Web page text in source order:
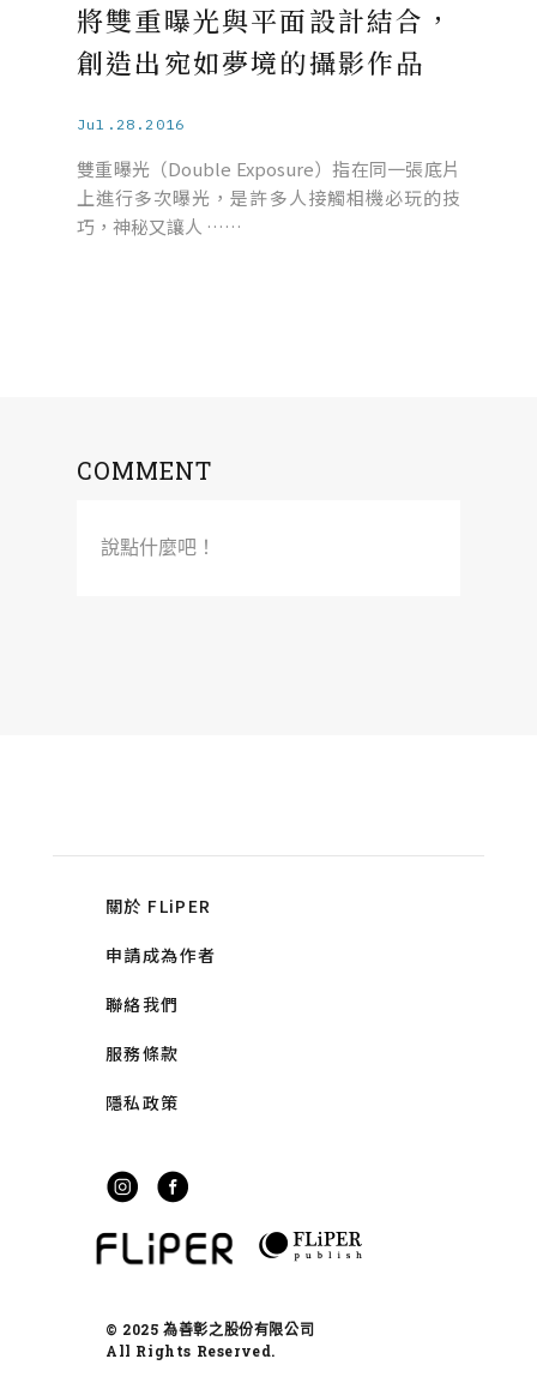
將雙重曝光與平面設計結合，
創造出宛如夢境的攝影作品
Jul.28.2016
雙重曝光（Double Exposure）指在同一張底片
上進行多次曝光，是許多人接觸相機必玩的技
巧，神秘又讓人 ……
COMMENT
說點什麼吧！
關於 FLiPER
申請成為作者
聯絡我們
服務條款
隱私政策
© 2025 為善彰之股份有限公司
All Rights Reserved.